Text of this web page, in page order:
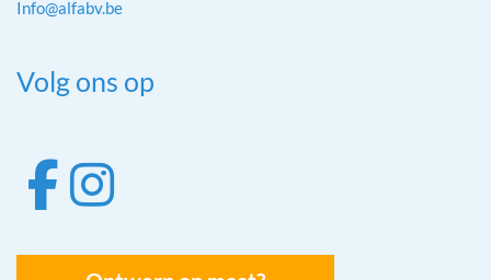
Info@alfabv.be
Volg ons op